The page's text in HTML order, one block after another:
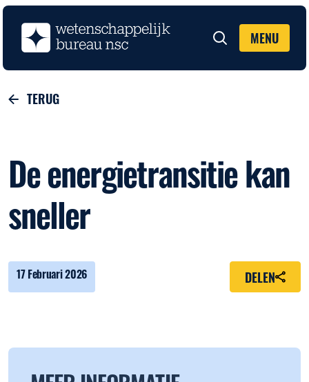
Zoeken MENU
TERUG
De energietransitie kan
sneller
17 Februari 2026 DELEN